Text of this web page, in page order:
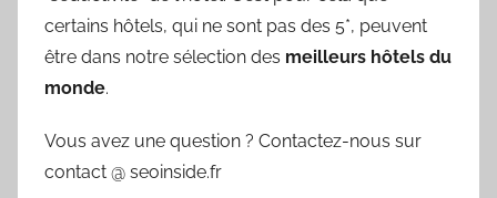
certains hôtels, qui ne sont pas des 5*, peuvent
être dans notre sélection des meilleurs hôtels du
monde.
Vous avez une question ? Contactez-nous sur
contact @ seoinside.fr